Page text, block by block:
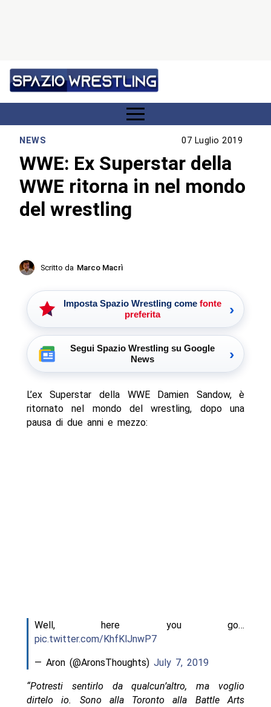
NEWS 07 Luglio 2019
WWE: Ex Superstar della
WWE ritorna in nel mondo
del wrestling
Scritto da Marco Macrì
Imposta Spazio Wrestling come fonte
preferita
›
Segui Spazio Wrestling su Google
News
›
L’ex Superstar della WWE Damien Sandow, è
ritornato nel mondo del wrestling, dopo una
pausa di due anni e mezzo:
Well, here you go…
pic.twitter.com/KhfKlJnwP7
— Aron (@AronsThoughts) July 7, 2019
“Potresti sentirlo da qualcun’altro, ma voglio
dirtelo io. Sono alla Toronto alla Battle Arts